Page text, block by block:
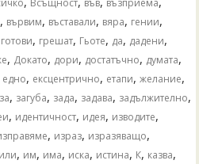
Всъщност във възприема
, вървим, въставали, вяра, гении,
готови, грешат, Гьоте, да, дадени,
, Докато, дори, достатъчно, думата,
едно, ексцентрично, етапи,желание,
за, загуба, зада, задава, задължително,
, идентичност, идея, изводите,
, израз, изразяващо,
или, им, има, иска, истина, К, казва,